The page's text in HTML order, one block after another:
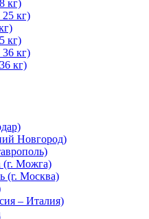
кг)
кг)
кг)
кг)
кг)
Новгород)
(г. Можга)
(г. Москва)
– Италия)